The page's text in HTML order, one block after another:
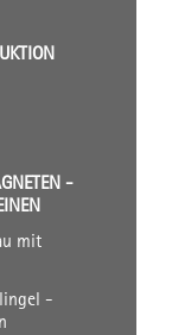
-
mit
-